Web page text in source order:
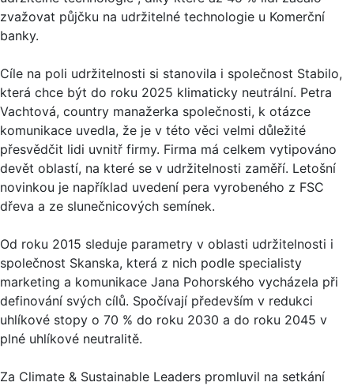
zvažovat půjčku na udržitelné technologie u Komerční
banky.
Cíle na poli udržitelnosti si stanovila i společnost Stabilo,
která chce být do roku 2025 klimaticky neutrální. Petra
Vachtová, country manažerka společnosti, k otázce
komunikace uvedla, že je v této věci velmi důležité
přesvědčit lidi uvnitř firmy. Firma má celkem vytipováno
devět oblastí, na které se v udržitelnosti zaměří. Letošní
novinkou je například uvedení pera vyrobeného z FSC
dřeva a ze slunečnicových semínek.
Od roku 2015 sleduje parametry v oblasti udržitelnosti i
společnost Skanska, která z nich podle specialisty
marketing a komunikace Jana Pohorského vycházela při
definování svých cílů. Spočívají především v redukci
uhlíkové stopy o 70 % do roku 2030 a do roku 2045 v
plné uhlíkové neutralitě.
Za Climate & Sustainable Leaders promluvil na setkání